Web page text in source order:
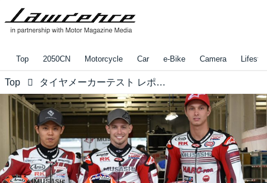
Top 2050CN Motorcycle Car e-Bike Camera
Top タイヤメーカーテスト レポート